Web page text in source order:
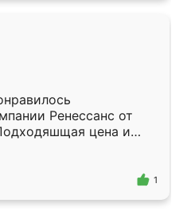
Ренессанс от
цена и
Приехавший
Владислав
эскизу самый
1